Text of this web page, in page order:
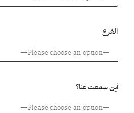
الفرع
أين سمعت عنا؟